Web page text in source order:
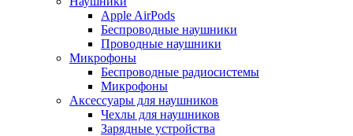
Apple AirPods
Беспроводные наушники
Проводные наушники
Микрофоны
Беспроводные радиосистемы
Микрофоны
Аксессуары для наушников
Чехлы для наушников
Зарядные устройства